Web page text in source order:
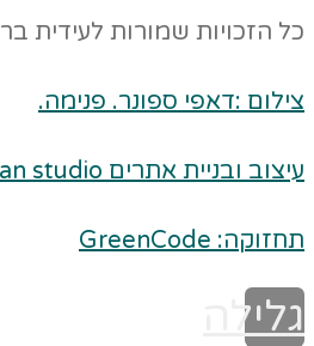
כל הזכויות שמורות לעידית בר
צילום :דאפי ספונר. פנימה.
עיצוב ובניית אתרים Made with ❤ hazan studio
תחזוקה: GreenCode
גלילה